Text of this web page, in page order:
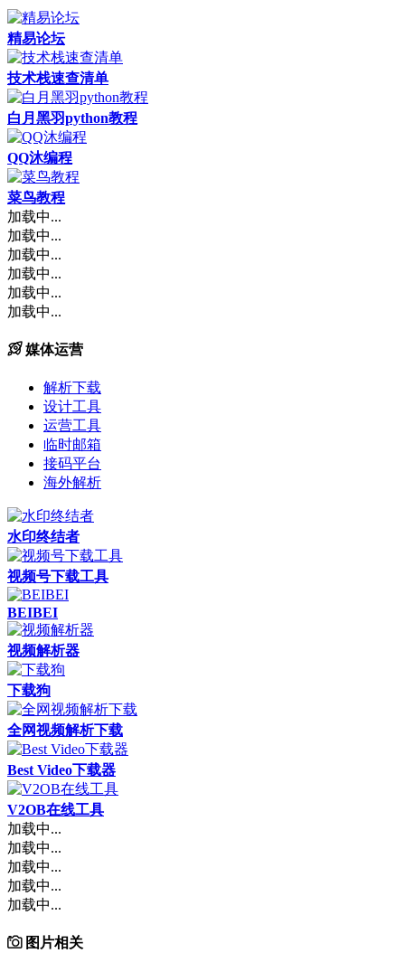
精易论坛
技术栈速查清单
白月黑羽python教程
QQ沐编程
菜鸟教程
加载中...
加载中...
加载中...
加载中...
加载中...
加载中...
媒体运营
解析下载
设计工具
运营工具
临时邮箱
接码平台
海外解析
水印终结者
视频号下载工具
BEIBEI
视频解析器
下载狗
全网视频解析下载
Best Video下载器
V2OB在线工具
加载中...
加载中...
加载中...
加载中...
加载中...
图片相关